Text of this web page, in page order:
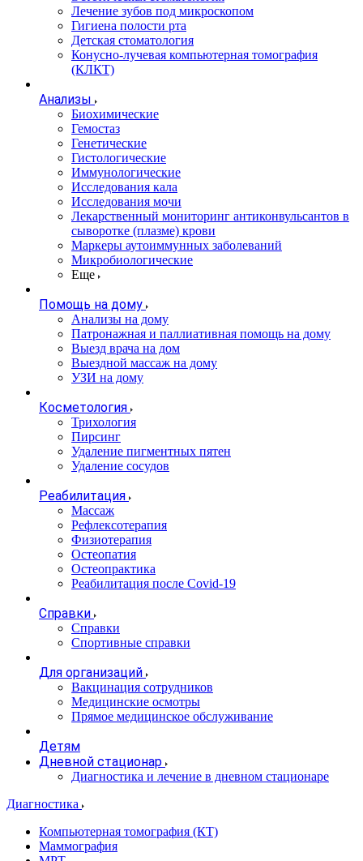
Лечение зубов под микроскопом
Гигиена полости рта
Детская стоматология
Конусно-лучевая компьютерная томография
(КЛКТ)
Анализы
Биохимические
Гемостаз
Генетические
Гистологические
Иммунологические
Исследования кала
Исследования мочи
Лекарственный мониторинг антиконвульсантов в
сыворотке (плазме) крови
Маркеры аутоиммунных заболеваний
Микробиологические
Еще
Помощь на дому
Анализы на дому
Патронажная и паллиативная помощь на дому
Выезд врача на дом
Выездной массаж на дому
УЗИ на дому
Косметология
Трихология
Пирсинг
Удаление пигментных пятен
Удаление сосудов
Реабилитация
Массаж
Рефлексотерапия
Физиотерапия
Остеопатия
Остеопрактика
Реабилитация после Covid-19
Справки
Справки
Спортивные справки
Для организаций
Вакцинация сотрудников
Медицинские осмотры
Прямое медицинское обслуживание
Детям
Дневной стационар
Диагностика и лечение в дневном стационаре
Диагностика
Компьютерная томография (КТ)
Маммография